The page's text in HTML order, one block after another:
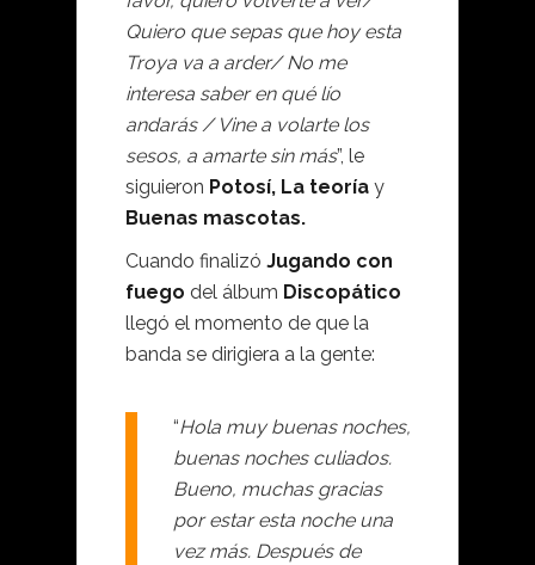
Quiero que sepas que hoy esta
Troya va a arder/ No me
interesa saber en qué lío
andarás / Vine a volarte los
sesos, a amarte sin más”, le
siguieron Potosí, La teoría y
Buenas mascotas.
Cuando finalizó Jugando con
fuego del álbum Discopático
llegó el momento de que la
banda se dirigiera a la gente:
“Hola muy buenas noches,
buenas noches culiados.
Bueno, muchas gracias
por estar esta noche una
vez más. Después de